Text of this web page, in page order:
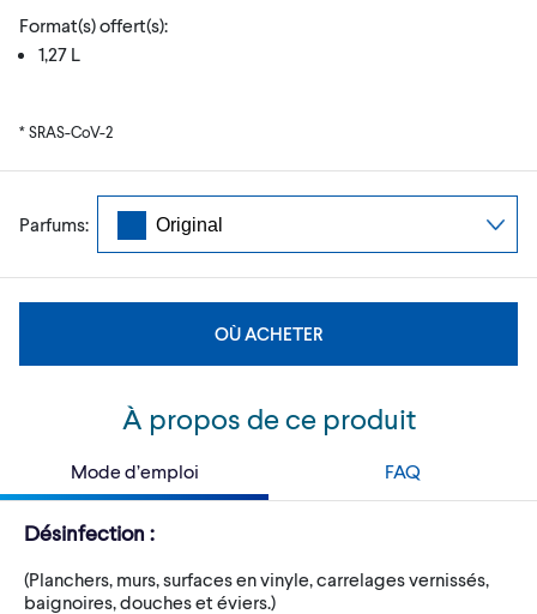
Format(s) offert(s):
1,27 L
* SRAS-CoV-2
Parfums:
OÙ ACHETER
À propos de ce produit
Mode d’emploi FAQ
Désinfection :
(Planchers, murs, surfaces en vinyle, carrelages vernissés,
baignoires, douches et éviers.)